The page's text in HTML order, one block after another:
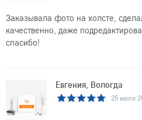
Заказывала фото на холсте,
качественно, даже
спасибо!
Евгения, Вологда
25 июля